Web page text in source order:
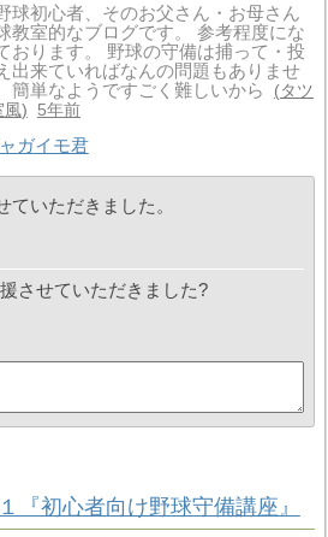
球初心者、そのお父さん・お母さん
教室的なブログです。 参考程度にな
おります。 野球の守備は捕って・投
出来ていればなんの問題もありませ
簡単なようですごく難しいから
タツ
風
5年前
ガイモ君
ていただきました。
させていただきました?
『初心者向け野球守備講座』